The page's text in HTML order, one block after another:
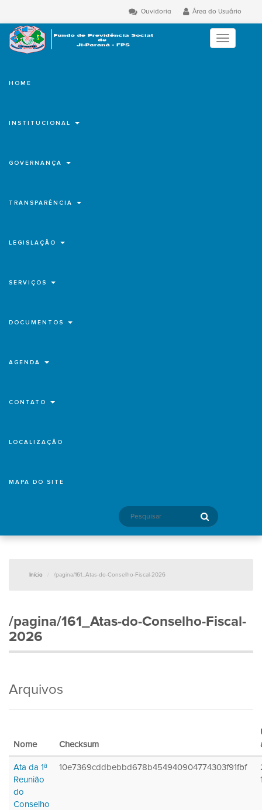
Área do Usuário
Ouvidoria
Toggle
navigation
HOME
INSTITUCIONAL
GOVERNANÇA
TRANSPARÊNCIA
LEGISLAÇÃO
SERVIÇOS
DOCUMENTOS
AGENDA
CONTATO
LOCALIZAÇÃO
MAPA DO SITE
Início /pagina/161_Atas-do-Conselho-Fiscal-2026
/pagina/161_Atas-do-Conselho-Fiscal-
2026
Arquivos
Nome Checksum
Ata da 1ª
Reunião
do
Conselho
10e7369cddbebbd678b454940904774303f91fbf